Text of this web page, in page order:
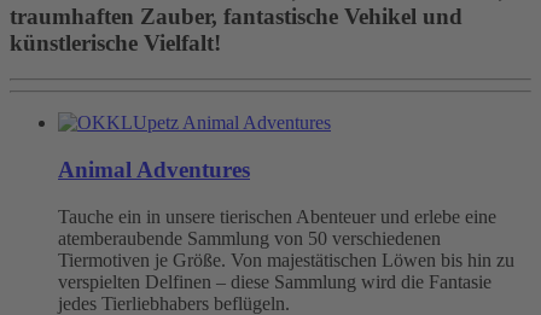
traumhaften Zauber, fantastische Vehikel und
künstlerische Vielfalt!
Animal Adventures
Tauche ein in unsere tierischen Abenteuer und erlebe eine
atemberaubende Sammlung von 50 verschiedenen
Tiermotiven je Größe. Von majestätischen Löwen bis hin zu
verspielten Delfinen – diese Sammlung wird die Fantasie
jedes Tierliebhabers beflügeln.